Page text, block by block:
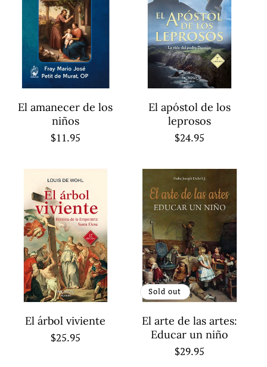
El amanecer de los
niños
Regular
$11.95
El apóstol de los
leprosos
Regular
$24.95
El árbol viviente
Regular
$25.95
Sold out
El arte de las artes:
Educar un niño
Regular
$29.95